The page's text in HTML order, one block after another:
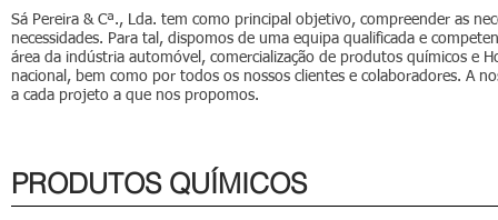
Sá Pereira & Cª., Lda. tem como principal objetivo, compreender as
necessidades. Para tal, dispomos de uma equipa qualificada e
área da indústria automóvel, comercialização de produtos químicos e
nacional, bem como por todos os nossos clientes e colaboradores. A
a cada projeto a que nos propomos.
PRODUTOS QUÍMICOS